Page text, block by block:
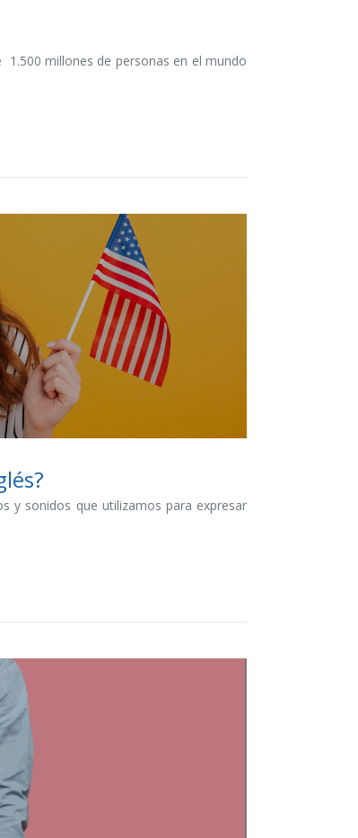
1.500 millones de personas en el mundo
y sonidos que utilizamos para expresar